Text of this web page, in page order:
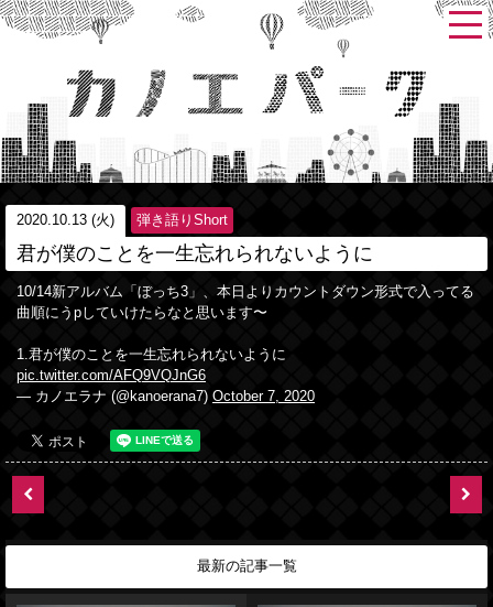
2020.10.13 (火) 弾き語りShort
君が僕のことを一生忘れられないように
10/14新アルバム「ぼっち3」、本日よりカウントダウン形式で入ってる
曲順にうpしていけたらなと思います〜
1.君が僕のことを一生忘れられないように
pic.twitter.com/AFQ9VQJnG6
— カノエラナ (@kanoerana7) October 7, 2020
最新の記事一覧